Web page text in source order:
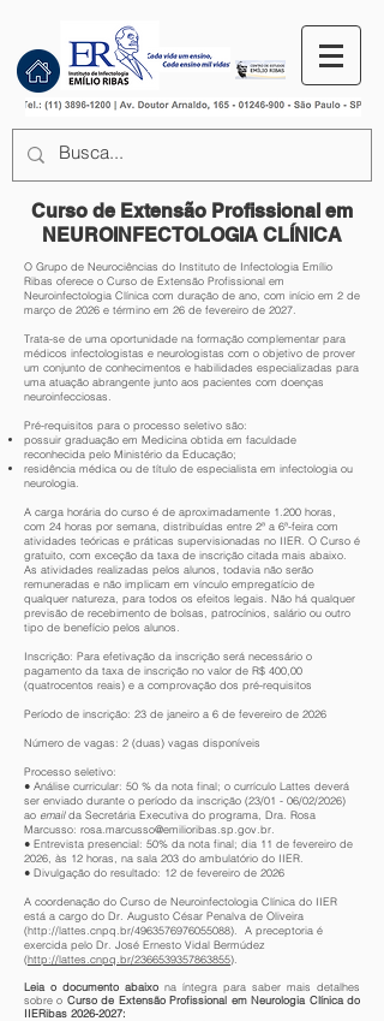
Curso de Extensão Profissional em
NEUROINFECTOLOGIA CLÍNICA
O Grupo de Neurociências do Instituto de Infectologia Emílio
Ribas oferece o Curso de Extensão Profissional em
Neuroinfectologia Clínica com duração de ano, com início em 2 de
março de 2026 e término em 26 de fevereiro de 2027.
​Trata-se de uma oportunidade na formação complementar para
médicos infectologistas e neurologistas com o objetivo de prover
um conjunto de conhecimentos e habilidades especializadas para
uma atuação abrangente junto aos pacientes com doenças
neuroinfecciosas.
​Pré-requisitos para o processo seletivo são:
possuir graduação em Medicina obtida em faculdade
reconhecida pelo Ministério da Educação;
residência médica ou de título de especialista em infectologia ou
neurologia.
A carga horária do curso é de aproximadamente 1.200 horas,
com 24 horas por semana, distribuídas entre 2ª a 6ª-feira com
atividades teóricas e práticas supervisionadas no IIER. O Curso é
gratuito, com exceção da taxa de inscrição citada mais abaixo.
As atividades realizadas pelos alunos, todavia não serão
remuneradas e não implicam em vínculo empregatício de
qualquer natureza, para todos os efeitos legais. Não há qualquer
previsão de recebimento de bolsas, patrocínios, salário ou outro
tipo de benefício pelos alunos.
Inscrição: Para efetivação da inscrição será necessário o
pagamento da taxa de inscrição no valor de R$ 400,00
(quatrocentos reais) e a comprovação dos pré-requisitos
Período de inscrição: 23 de janeiro a 6 de fevereiro de 2026
Número de vagas: 2 (duas) vagas disponíveis
Processo seletivo:
● Análise curricular: 50 % da nota final; o currículo Lattes deverá
ser enviado durante o período da inscrição (23/01 - 06/02/2026)
ao emailda Secretária Executiva do programa, Dra. Rosa
Marcusso: rosa.marcusso@emilioribas.sp.gov.br
● Entrevista presencial: 50% da nota final; dia 11 de fevereiro de
2026, às 12 horas, na sala 203 do ambulatório do IIER.
● Divulgação do resultado: 12 de fevereiro de 2026
A coordenação do Curso de Neuroinfectologia Clínica do IIER
está a cargo do Dr. Augusto César Penalva de Oliveira
(http://lattes.cnpq.br/4963576976055088).
A preceptoria é
exercida pelo Dr. José Ernesto Vidal Bermúdez
(http://lattes.cnpq.br/2366539357863855).
Leia o documento abaixo na íntegra para saber mais detalhes
sobre o Curso de Extensão Profissional em Neurologia Clínica do
IIERibas 2026-2027: